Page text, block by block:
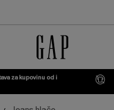
za kupovinu od i